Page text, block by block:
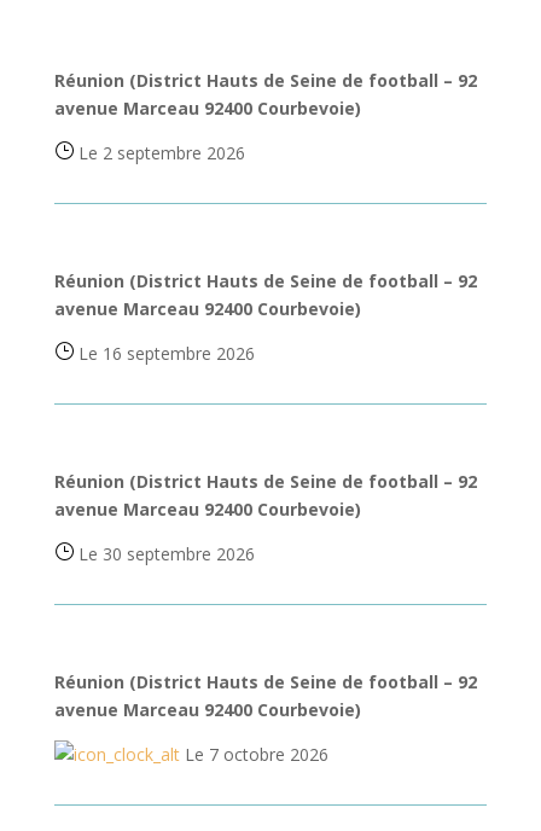
Réunion (District Hauts de Seine de football – 92
avenue Marceau 92400 Courbevoie)
Le 2 septembre 2026
Réunion (District Hauts de Seine de football – 92
avenue Marceau 92400 Courbevoie)
Le 16 septembre 2026
Réunion (District Hauts de Seine de football – 92
avenue Marceau 92400 Courbevoie)
Le 30 septembre 2026
Réunion (District Hauts de Seine de football – 92
avenue Marceau 92400 Courbevoie)
Le 7 octobre 2026